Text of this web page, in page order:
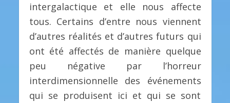
intergalactique et elle nous affecte
tous. Certains d’entre nous viennent
d’autres réalités et d’autres futurs qui
ont été affectés de manière quelque
peu négative par l’horreur
interdimensionnelle des événements
qui se produisent ici et qui se sont